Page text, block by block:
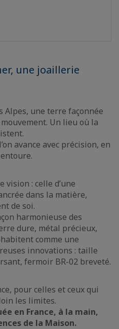
une joaillerie
Alpes, une terre façonnée
Un lieu où la
avance avec précision, en
vision : celle d’une
dans la matière,
de soi.
harmonieuse des
dure, métal précieux,
comme une
innovations : taille
fermoir BR-02 breveté.
pour celles et ceux qui
les limites.
en France, à la main,
de la Maison.